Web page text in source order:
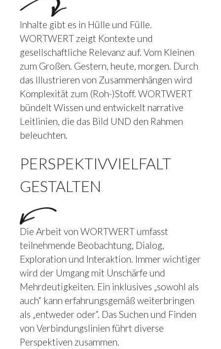
Inhalte gibt es in Hülle und Fülle.
WORTWERT zeigt Kontexte und
gesellschaftliche Relevanz auf. Vom Kleinen
zum Großen. Gestern, heute, morgen. Durch
das Illustrieren von Zusammenhängen wird
Komplexität zum (Roh-)Stoff. WORTWERT
bündelt Wissen und entwickelt narrative
Leitlinien, die das Bild UND den Rahmen
beleuchten.
PERSPEKTIVVIELFALT
GESTALTEN
Die Arbeit von WORTWERT umfasst
teilnehmende Beobachtung, Dialog,
Exploration und Interaktion. Immer wichtiger
wird der Umgang mit Unschärfe und
Mehrdeutigkeiten. Ein inklusives „sowohl als
auch“ kann erfahrungsgemäß weiterbringen
als „entweder oder“. Das Suchen und Finden
von Verbindungslinien führt diverse
Perspektiven zusammen.